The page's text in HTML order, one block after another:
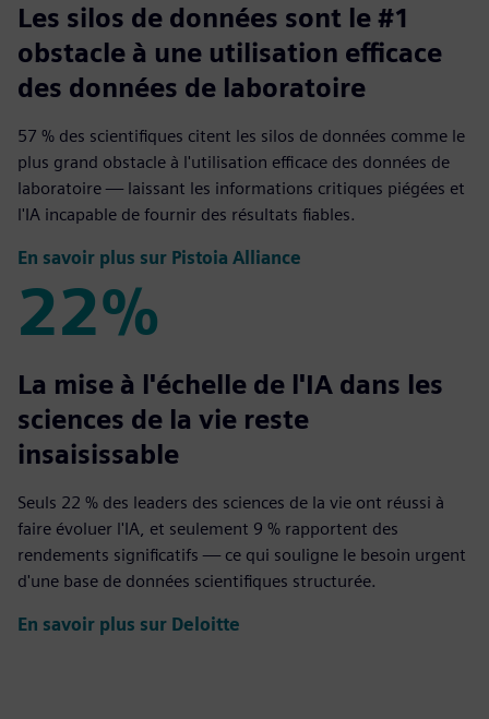
57%
Les silos de données sont le #1
obstacle à une utilisation efficace
des données de laboratoire
57 % des scientifiques citent les silos de données comme le
plus grand obstacle à l'utilisation efficace des données de
laboratoire — laissant les informations critiques piégées et
l'IA incapable de fournir des résultats fiables.
En savoir plus sur Pistoia Alliance
22%
22%
La mise à l'échelle de l'IA dans les
sciences de la vie reste
insaisissable
Seuls 22 % des leaders des sciences de la vie ont réussi à
faire évoluer l'IA, et seulement 9 % rapportent des
rendements significatifs — ce qui souligne le besoin urgent
d'une base de données scientifiques structurée.
En savoir plus sur Deloitte